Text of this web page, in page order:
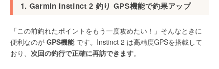
1. Garmin Instinct 2 釣り GPS機能で釣果アップ
「この前釣れたポイントをもう一度攻めたい！」そんなときに
便利なのがGPS機能です。Instinct 2 は高精度GPSを搭載して
おり、次回の釣行で正確に再訪できます。